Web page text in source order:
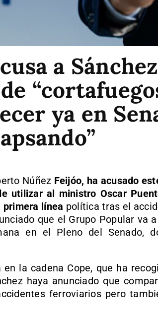
a
ya en
Núñez Feijóo, ha acusado
utilizar al ministro Oscar
primera línea política tras el
que el Grupo Popular va
en el Pleno del Senado,
la cadena Cope, que ha
haya anunciado que
ferroviarios pero